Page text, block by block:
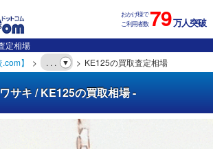
おかげ様で
ご利用者数79万人突破
定相場
】
. . . KE125の買取査定相場
サキ / KE125の買取相場 -